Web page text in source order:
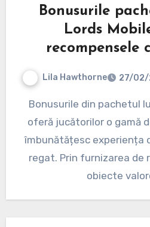
Bonusurile
Lords
recompensele
Lila Hawthorne 27/
Bonusurile din pachetul lunar în Lords Mobile
oferă jucătorilor o gamă
îmbunătățesc experiența
regat. Prin furnizarea de
obiecte